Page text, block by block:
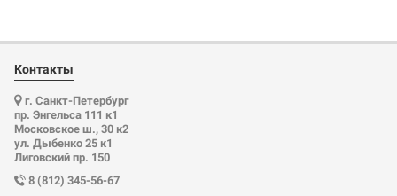
Контакты
г. Санкт-Петербург
пр. Энгельса 111 к1
Московское ш., 30 к2
ул. Дыбенко 25 к1
Лиговский пр. 150
8 (812) 345-56-67